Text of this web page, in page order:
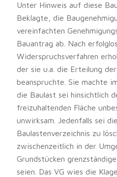
Unter Hinweis auf diese
Beklagte, die
vereinfachten
Bauantrag ab. Nach
Widerspruchsverfahren
der sie u.a. die Erteilung
beanspruchte. Sie machte
die Baulast sei hinsichtlich
freizuhaltenden Fläche
unwirksam. Jedenfalls sei
Baulastenverzeichnis zu
zwischenzeitlich in der
Grundstücken
seien. Das VG wies die